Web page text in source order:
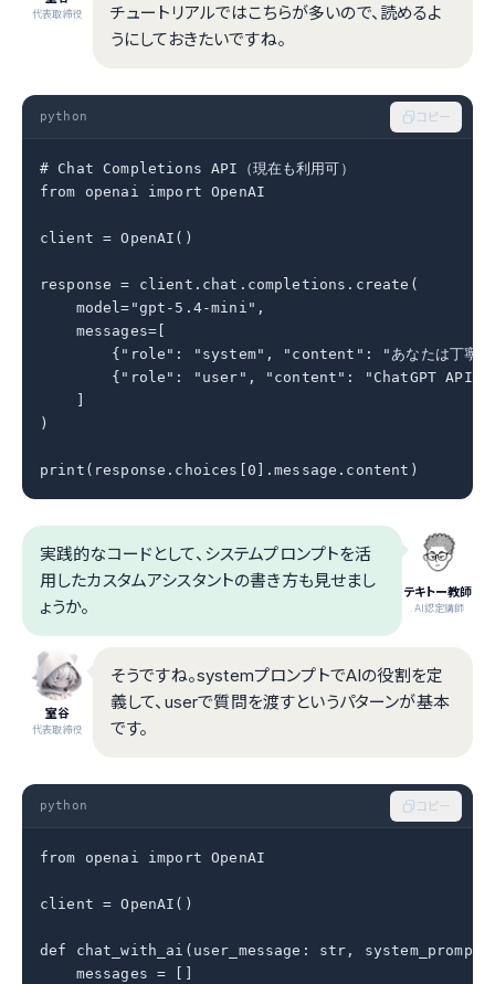
代表取締役
チュートリアルではこちらが多いので、読めるよ
うにしておきたいですね。
python コピー
# Chat Completions API（現在も利用可）
from openai import OpenAI
client = OpenAI()
response = client.chat.completions.create(
    model="gpt-5.4-mini",
    messages=[
{"role": "system", "content": "あなたは丁寧な
{"role": "user", "content": "ChatGPT APIとは
)
print(response.choices[0].message.content)
テキトー教師
.AI認定講師
実践的なコードとして、システムプロンプトを活
用したカスタムアシスタントの書き方も見せまし
ょうか。
室谷
代表取締役
そうですね。systemプロンプトでAIの役割を定
義して、userで質問を渡すというパターンが基本
です。
python コピー
from openai import OpenAI
client = OpenAI()
def chat_with_ai(user_message: str,
    messages = []